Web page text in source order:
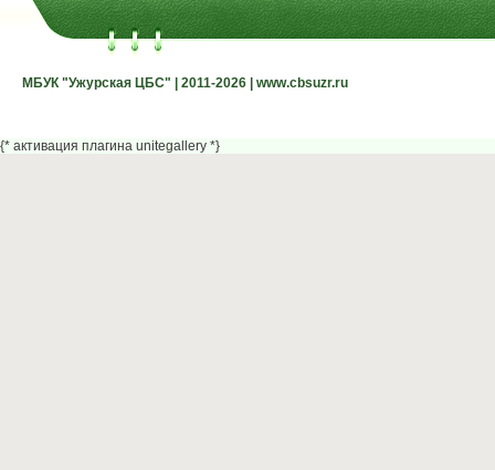
МБУК "Ужурская ЦБС" | 2011-2026 | www.cbsuzr.ru
МБУК "Ужурская ЦБС" | 2011-2026 | www.cbsuzr.ru
{* активация плагина unitegallery *}